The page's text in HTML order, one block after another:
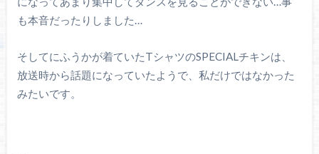
も本音だったりしました…
そしてにふうかが着ていたTシャツのSPECIALチキンは、
放送時から話題になっていたようで、私だけではなかった
みたいです。